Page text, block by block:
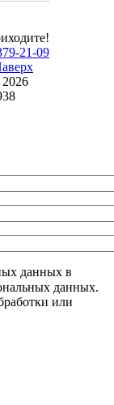
21-09
данных в
данных.
или